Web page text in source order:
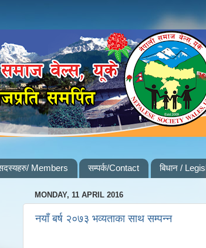
Members सम्पर्क/Contact बिधान /
MONDAY, 11 APRIL 2016
नयाँ बर्ष २०७३ भव्यताका साथ सम्पन्न